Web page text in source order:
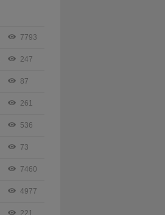
7793
247
87
261
536
73
7460
4977
221